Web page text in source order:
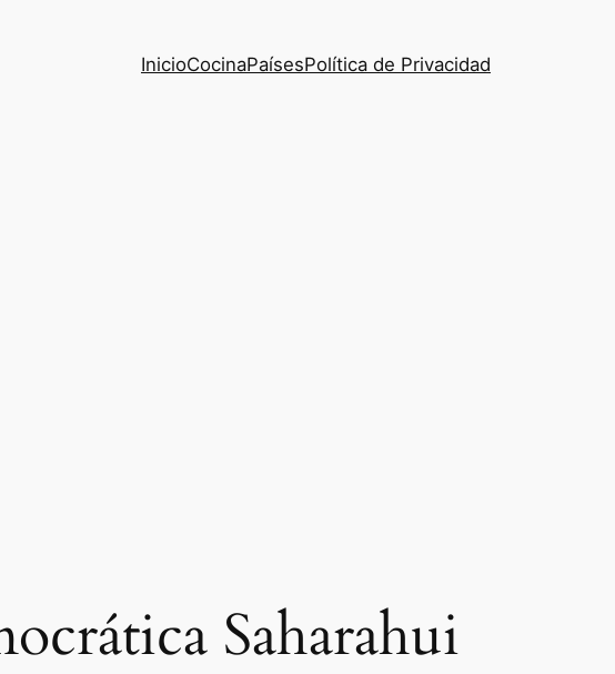
InicioCocinaPaísesPolítica de Privacidad
Saharahui